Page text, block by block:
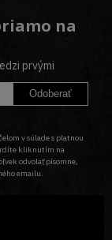
na
prvými
Odoberať
v súlade s platnou
kliknutím na
odvolať písomne,
emailu.